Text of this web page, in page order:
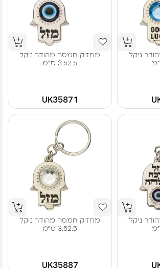
ניקל
מחזיק חמסה מהודר ניקל
3.52.5 ס"מ
UK35871
ניקל
מחזיק חמסה מהודר ניקל
3.52.5 ס"מ
UK35887